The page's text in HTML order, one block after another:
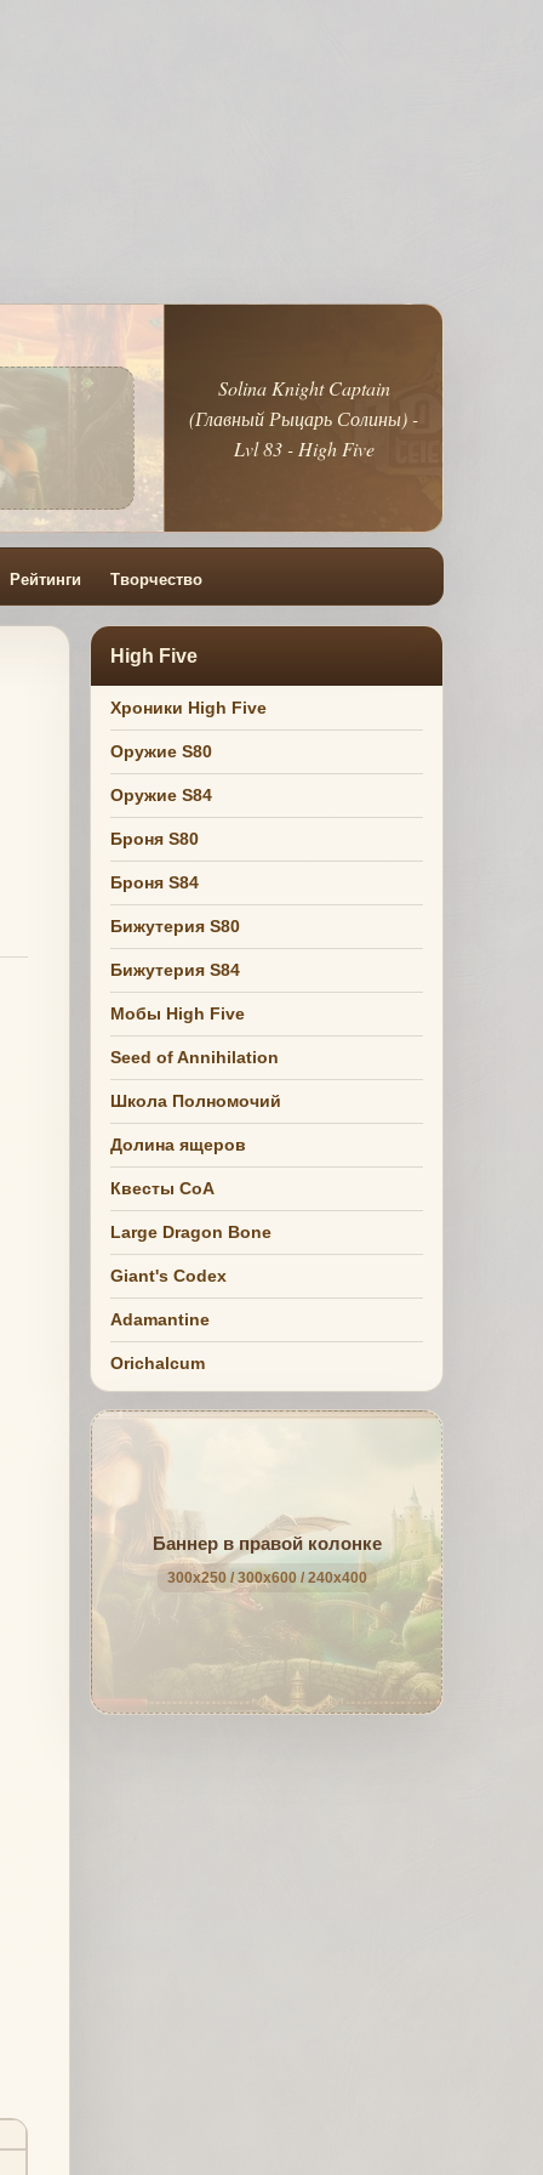
Solina Knight Captain
(Главный Рыцарь Солины) -
Lvl 83 - High Five
Рейтинги Творчество
High Five
Хроники High Five
Оружие S80
Оружие S84
Броня S80
Броня S84
Бижутерия S80
Бижутерия S84
Мобы High Five
Seed of Annihilation
Школа Полномочий
Долина ящеров
Квесты СоА
Large Dragon Bone
Giant's Codex
Adamantine
Orichalcum
Баннер в правой колонке
300x250 / 300x600 / 240x400